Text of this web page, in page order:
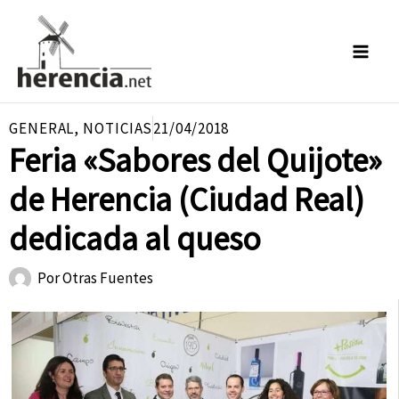
contenido
GENERAL, NOTICIAS21/04/2018
Feria «Sabores del Quijote»
de Herencia (Ciudad Real)
dedicada al queso
PorOtras Fuentes